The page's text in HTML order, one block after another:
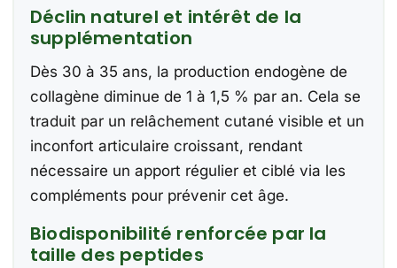
Déclin naturel et intérêt de la
supplémentation
Dès 30 à 35 ans, la production endogène de
collagène diminue de 1 à 1,5 % par an. Cela se
traduit par un relâchement cutané visible et un
inconfort articulaire croissant, rendant
nécessaire un apport régulier et ciblé via les
compléments pour prévenir cet âge.
Biodisponibilité renforcée par la
taille des peptides